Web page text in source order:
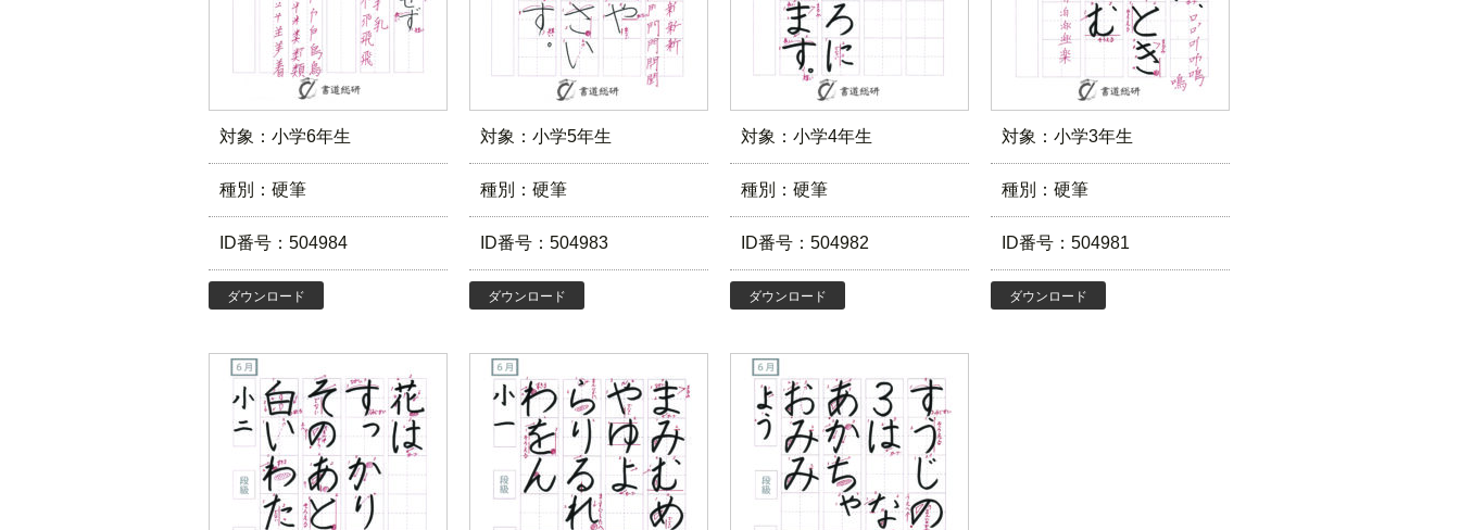
対象：小学6年生
種別：硬筆
ID番号：504984
ダウンロード
対象：小学5年生
種別：硬筆
ID番号：504983
ダウンロード
対象：小学4年生
種別：硬筆
ID番号：504982
ダウンロード
対象：小学3年生
種別：硬筆
ID番号：504981
ダウンロード